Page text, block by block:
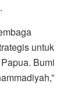
untuk
Bumi